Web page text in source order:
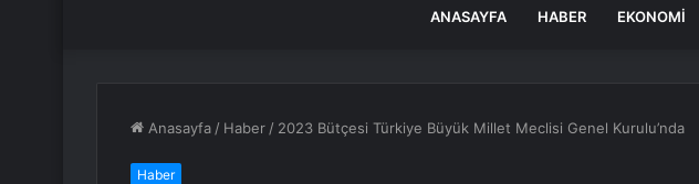
ANASAYFA HABER EKONOMI
Anasayfa / Haber / 2023 Bütçesi Türkiye Büyük Millet Meclisi Genel Kurulu’nda
Haber